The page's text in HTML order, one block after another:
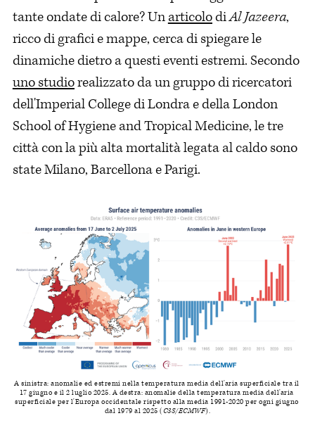
tante ondate di calore? UnarticolodiAl Jazeera,
ricco di grafici e mappe, cerca di spiegare le
dinamiche dietro a questi eventi estremi. Secondo
uno studiorealizzato da un gruppo di ricercatori
dell'Imperial College di Londra e della London
School of Hygiene and Tropical Medicine, le tre
città con la più alta mortalità legata al caldo sono
state Milano, Barcellona e Parigi.
A sinistra: anomalie ed estremi nella temperatura media dell'aria superficiale tra il
17 giugno e il 2 luglio 2025. A destra: anomalie della temperatura media dell'aria
superficiale per l'Europa occidentale rispetto alla media 1991-2020 per ogni giugno
dal 1979 al 2025 (C3S/ECMWF).